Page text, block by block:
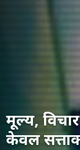
मूल्य, विचार
केवल